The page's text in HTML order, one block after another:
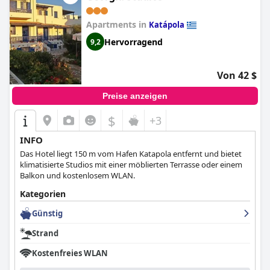
Apartments in Katápola
9,2 Hervorragend
Von 42 $
Preise anzeigen
$ +3
INFO
Das Hotel liegt 150 m vom Hafen Katapola entfernt und bietet
klimatisierte Studios mit einer möblierten Terrasse oder einem
Balkon und kostenlosem WLAN.
Kategorien
Günstig
Strand
Kostenfreies WLAN